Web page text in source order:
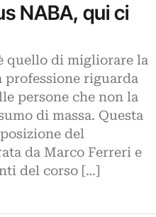
NABA, qui ci
quello di migliorare la
riguarda
persone che non la
di massa. Questa
del
da Marco Ferreri e
del corso […]